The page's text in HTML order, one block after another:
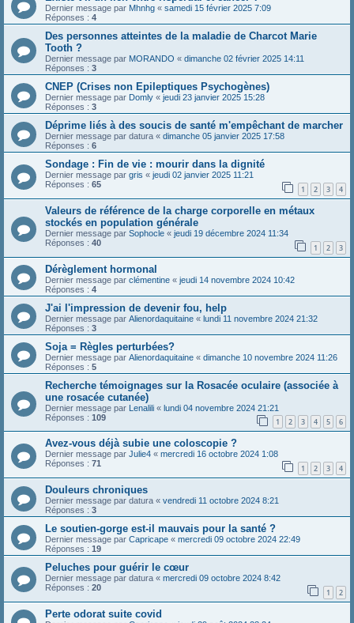
Dernier message par Mhnhg « samedi 15 février 2025 7:09
Réponses : 4
Des personnes atteintes de la maladie de Charcot Marie
Tooth ?
Dernier message par MORANDO « dimanche 02 février 2025 14:11
Réponses : 3
CNEP (Crises non Epileptiques Psychogènes)
Dernier message par Domly « jeudi 23 janvier 2025 15:28
Réponses : 3
Déprime liés à des soucis de santé m'empêchant de marcher
Dernier message par datura « dimanche 05 janvier 2025 17:58
Réponses : 6
Sondage : Fin de vie : mourir dans la dignité
Dernier message par gris « jeudi 02 janvier 2025 11:21
Réponses : 65 1 2 3 4
Valeurs de référence de la charge corporelle en métaux
stockés en population générale
Dernier message par Sophocle « jeudi 19 décembre 2024 11:34
Réponses : 40 1 2 3
Dérèglement hormonal
Dernier message par clémentine « jeudi 14 novembre 2024 10:42
Réponses : 4
J'ai l'impression de devenir fou, help
Dernier message par Alienordaquitaine « lundi 11 novembre 2024 21:32
Réponses : 3
Soja = Règles perturbées?
Dernier message par Alienordaquitaine « dimanche 10 novembre 2024 11:26
Réponses : 5
Recherche témoignages sur la Rosacée oculaire (associée à
une rosacée cutanée)
Dernier message par Lenalili « lundi 04 novembre 2024 21:21
Réponses : 109 1 2 3 4 5 6
Avez-vous déjà subie une coloscopie ?
Dernier message par Julie4 « mercredi 16 octobre 2024 1:08
Réponses : 71 1 2 3 4
Douleurs chroniques
Dernier message par datura « vendredi 11 octobre 2024 8:21
Réponses : 3
Le soutien-gorge est-il mauvais pour la santé ?
Dernier message par Capricape « mercredi 09 octobre 2024 22:49
Réponses : 19
Peluches pour guérir le cœur
Dernier message par datura « mercredi 09 octobre 2024 8:42
Réponses : 20 1 2
Perte odorat suite covid